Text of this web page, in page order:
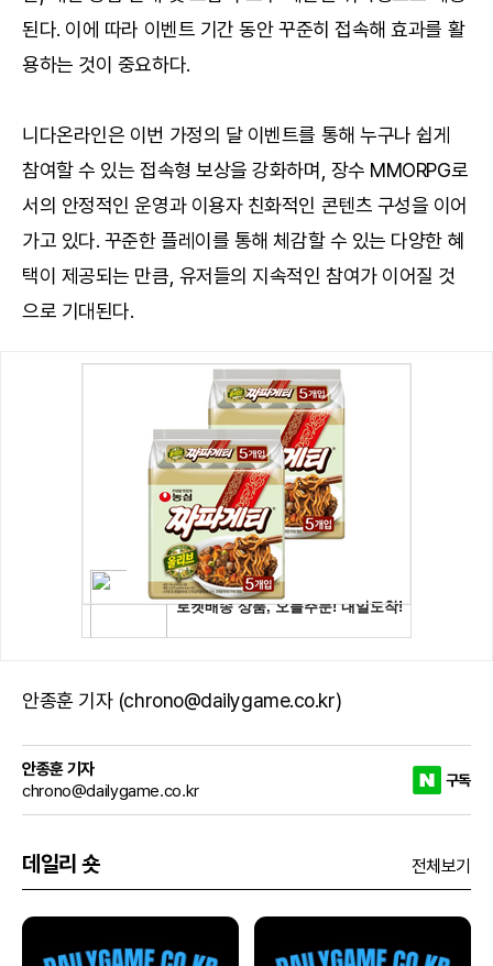
된다. 이에 따라 이벤트 기간 동안 꾸준히 접속해 효과를 활
용하는 것이 중요하다.
니다온라인은 이번 가정의 달 이벤트를 통해 누구나 쉽게
참여할 수 있는 접속형 보상을 강화하며, 장수 MMORPG로
서의 안정적인 운영과 이용자 친화적인 콘텐츠 구성을 이어
가고 있다. 꾸준한 플레이를 통해 체감할 수 있는 다양한 혜
택이 제공되는 만큼, 유저들의 지속적인 참여가 이어질 것
으로 기대된다.
안종훈 기자 (chrono@dailygame.co.kr)
안종훈 기자
chrono@dailygame.co.kr
구독
데일리 숏 전체보기